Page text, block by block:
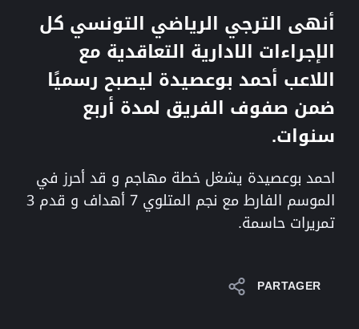
أنهى الترجي الرياضي التونسي كل
الإجراءات الادارية التعاقدية مع
اللاعب أحمد بوعصيدة ليصبح رسميًا
ضمن صفوف الفريق لمدة أربع
سنوات.
احمد بوعصيدة يشغل خطة مهاجم و قد أحرز في
الموسم الفارط مع نجم المتلوي 7 أهداف و قدم 3
تمريرات حاسمة.
PARTAGER